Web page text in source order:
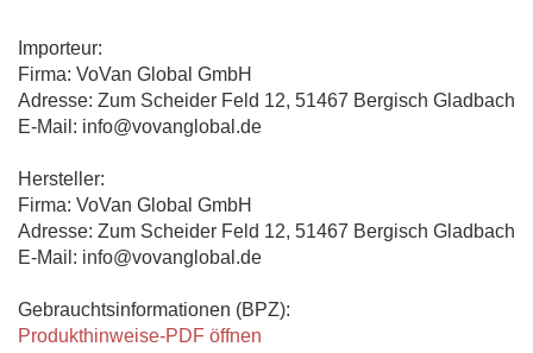
Importeur:
Firma: VoVan Global GmbH
Adresse: Zum Scheider Feld 12, 51467 Bergisch Gladbach
E-Mail: info@vovanglobal.de
Hersteller:
Firma: VoVan Global GmbH
Adresse: Zum Scheider Feld 12, 51467 Bergisch Gladbach
E-Mail: info@vovanglobal.de
Gebrauchtsinformationen (BPZ):
Produkthinweise-PDF öffnen